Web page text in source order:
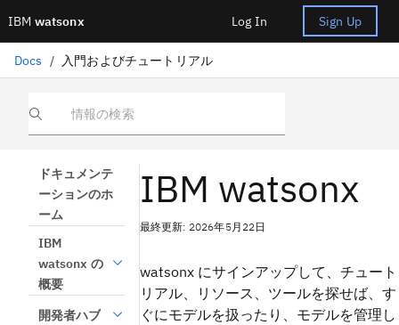
IBM watsonx Log In Sign Up
Docs / 入門およびチュートリアル
情報の検索
ドキュメンテ
ーションのホ
ーム
IBM
watsonx の
概要
開発者ハブ
IBM watsonx
最終更新: 2026年5月22日
watsonx にサインアップして、チュート
リアル、リソース、ツールを探せば、す
ぐにモデルを扱ったり、モデルを管理し